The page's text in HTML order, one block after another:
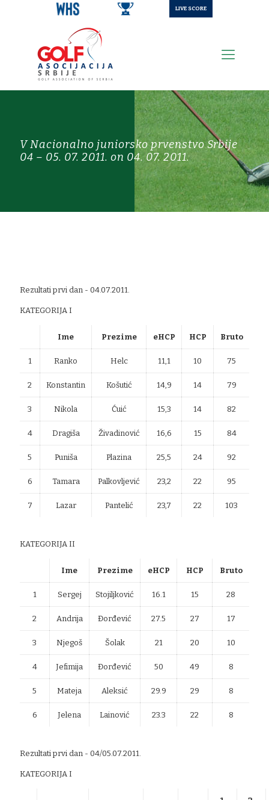
LIVE SCORE
V Nacionalno juniorsko prvenstvo Srbije
04 – 05. 07. 2011. on 04. 07. 2011.
Rezultati prvi dan - 04.07.2011.
KATEGORIJA I
Ime Prezime eHCP HCP Bruto
1 Ranko Helc 11,1 10 75
2 Konstantin Košutić 14,9 14 79
3 Nikola Ćuić 15,3 14 82
4 Dragiša Živadinović 16,6 15 84
5 Puniša Plazina 25,5 24 92
6 Tamara Palkovljević 23,2 22 95
7 Lazar Pantelić 23,7 22 103
KATEGORIJA II
Ime Prezime eHCP HCP Bruto
1 Sergej Stojiljković 16.1 15 28
2 Andrija Đorđević 27.5 27 17
3 Njegoš Šolak 21 20 10
4 Jefimija Đorđević 50 49 8
5 Mateja Aleksić 29.9 29 8
6 Jelena Lainović 23.3 22 8
Rezultati prvi dan - 04/05.07.2011.
KATEGORIJA I